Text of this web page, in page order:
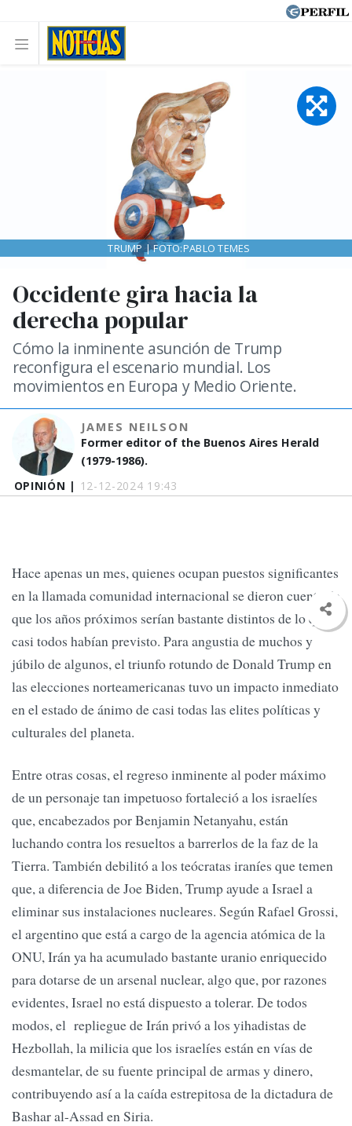
OPINIÓN | 12-12-2024 19:43
Occidente gira hacia la
derecha popular
Cómo la inminente asunción de Trump
reconfigura el escenario mundial. Los
movimientos en Europa y Medio Oriente.
JAMES NEILSON
Former editor of the Buenos Aires Herald
(1979-1986).
TRUMP | FOTO:PABLO TEMES
Hace apenas un mes, quienes ocupan puestos significantes
en la llamada comunidad internacional se dieron cuenta de
que los años próximos serían bastante distintos de lo que
casi todos habían previsto. Para angustia de muchos y
júbilo de algunos, el triunfo rotundo de Donald Trump en
las elecciones norteamericanas tuvo un impacto inmediato
en el estado de ánimo de casi todas las elites políticas y
culturales del planeta.
Entre otras cosas, el regreso inminente al poder máximo
de un personaje tan impetuoso fortaleció a los israelíes
que, encabezados por Benjamin Netanyahu, están
luchando contra los resueltos a barrerlos de la faz de la
Tierra. También debilitó a los teócratas iraníes que temen
que, a diferencia de Joe Biden, Trump ayude a Israel a
eliminar sus instalaciones nucleares. Según Rafael Grossi,
el argentino que está a cargo de la agencia atómica de la
ONU, Irán ya ha acumulado bastante uranio enriquecido
para dotarse de un arsenal nuclear, algo que, por razones
evidentes, Israel no está dispuesto a tolerar. De todos
modos, el repliegue de Irán privó a los yihadistas de
Hezbollah, la milicia que los israelíes están en vías de
desmantelar, de su fuente principal de armas y dinero,
contribuyendo así a la caída estrepitosa de la dictadura de
Bashar al-Assad en Siria.